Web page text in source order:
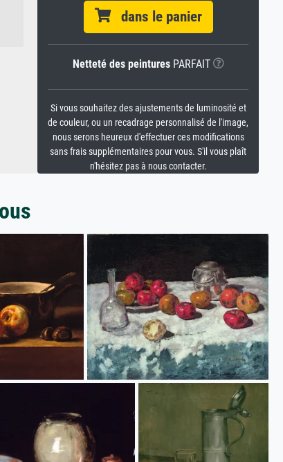
dans le panier
Netteté des peinturesPARFAIT
Si vous souhaitez des ajustements de luminosité et
de couleur, ou un recadrage personnalisé de l'image,
nous serons heureux d'effectuer ces modifications
sans frais supplémentaires pour vous. S'il vous plaît
n'hésitez pas à nous contacter.